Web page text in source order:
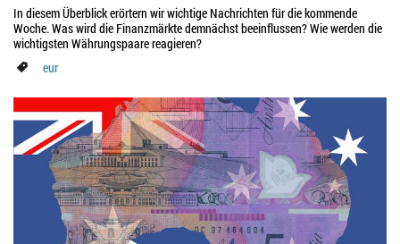
In diesem Überblick erörtern wir wichtige Nachrichten für die kommende
Woche. Was wird die Finanzmärkte demnächst beeinflussen? Wie werden die
wichtigsten Währungspaare reagieren?
eur